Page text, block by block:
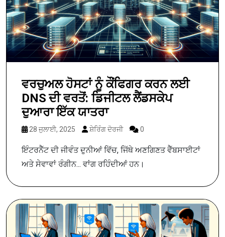
ਵਰਚੁਅਲ ਹੋਸਟਾਂ ਨੂੰ ਕੌਂਫਿਗਰ ਕਰਨ ਲਈ
DNS ਦੀ ਵਰਤੋਂ: ਡਿਜੀਟਲ ਲੈਂਡਸਕੇਪ
ਦੁਆਰਾ ਇੱਕ ਯਾਤਰਾ
28 ਜੁਲਾਈ, 2025 ਸ਼ੇਰਿੰਗ ਦੋਰਜੀ 0
ਇੰਟਰਨੈੱਟ ਦੀ ਜੀਵੰਤ ਦੁਨੀਆਂ ਵਿੱਚ, ਜਿੱਥੇ ਅਣਗਿਣਤ ਵੈੱਬਸਾਈਟਾਂ
ਅਤੇ ਸੇਵਾਵਾਂ ਰੰਗੀਨ... ਵਾਂਗ ਰਹਿੰਦੀਆਂ ਹਨ।